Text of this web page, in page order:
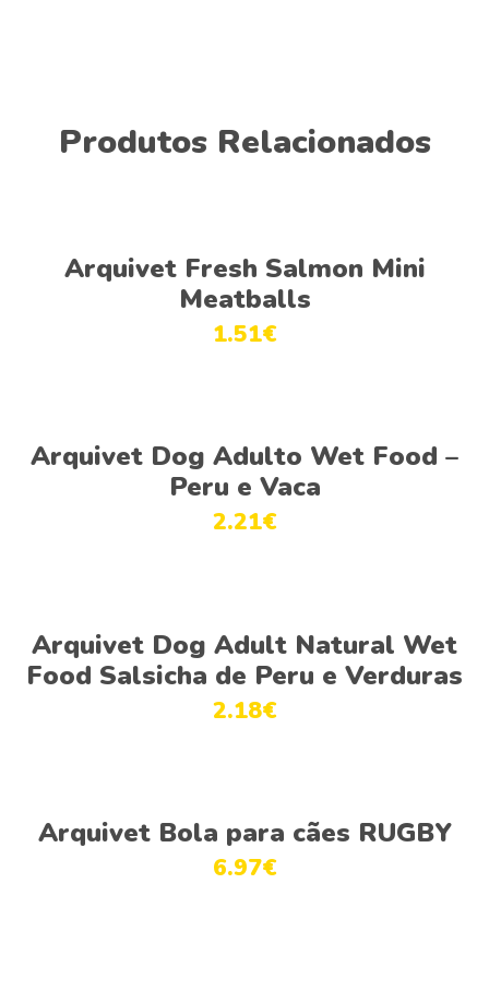
Produtos Relacionados
Adicionar
Arquivet Fresh Salmon Mini
Meatballs
1.51€
Ver opções
Arquivet Dog Adulto Wet Food –
Peru e Vaca
2.21€
Ver opções
Arquivet Dog Adult Natural Wet
Food Salsicha de Peru e Verduras
2.18€
Adicionar
Arquivet Bola para cães RUGBY
6.97€